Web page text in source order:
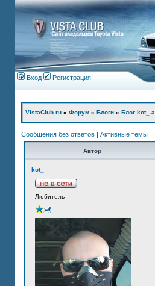
Вход Регистрация
VistaClub.ru » Форум » Блоги » Блог kot_-а
Сообщения без ответов | Активные темы
Автор
kot_
Любитель